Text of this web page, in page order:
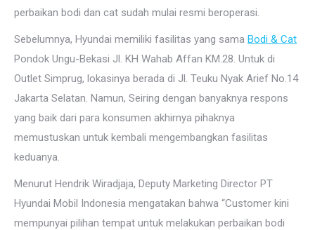
perbaikan bodi dan cat sudah mulai resmi beroperasi.
Sebelumnya, Hyundai memiliki fasilitas yang sama Bodi & Cat
Pondok Ungu-Bekasi Jl. KH Wahab Affan KM.28. Untuk di
Outlet Simprug, lokasinya berada di Jl. Teuku Nyak Arief No.14
Jakarta Selatan. Namun, Seiring dengan banyaknya respons
yang baik dari para konsumen akhirnya pihaknya
memustuskan untuk kembali mengembangkan fasilitas
keduanya.
Menurut Hendrik Wiradjaja, Deputy Marketing Director PT
Hyundai Mobil Indonesia mengatakan bahwa “Customer kini
mempunyai pilihan tempat untuk melakukan perbaikan bodi